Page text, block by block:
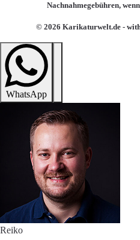
© 2026 Karikaturwelt.de -
Nachnahmegebühren,
WhatsApp
Reiko